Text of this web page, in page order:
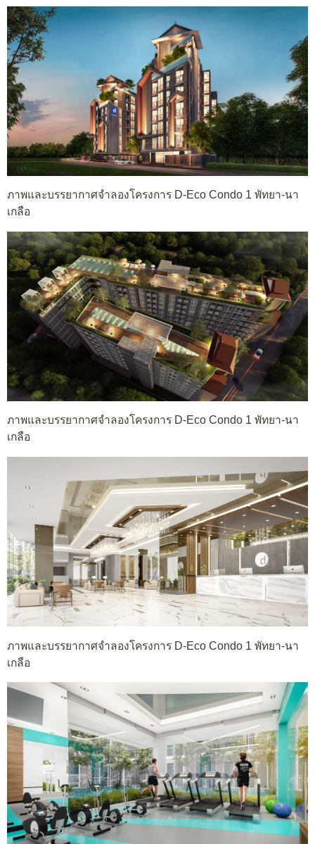
ภาพและบรรยากาศจำลองโครงการ D-Eco Condo 1 พัทยา-นา
เกลือ
ภาพและบรรยากาศจำลองโครงการ D-Eco Condo 1 พัทยา-นา
เกลือ
ภาพและบรรยากาศจำลองโครงการ D-Eco Condo 1 พัทยา-นา
เกลือ